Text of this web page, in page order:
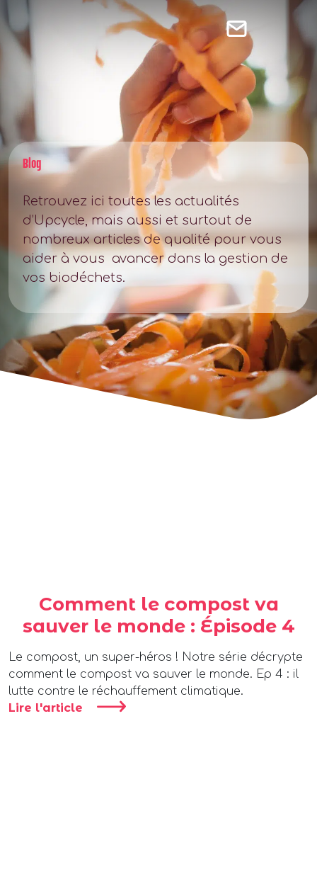
Blog
Retrouvez ici toutes les actualités
d’Upcycle, mais aussi et surtout de
nombreux articles de qualité pour vous
aider à vous avancer dans la gestion de
vos biodéchets.
Comment le compost va
sauver le monde : Épisode 4
Le compost, un super-héros ! Notre série décrypte
comment le compost va sauver le monde. Ep 4 : il
lutte contre le réchauffement climatique.
Lire l'article